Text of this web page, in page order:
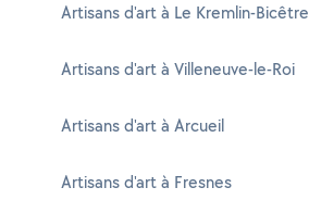
Artisans d'art à Le Kremlin-Bicêtre
Artisans d'art à Villeneuve-le-Roi
Artisans d'art à Arcueil
Artisans d'art à Fresnes